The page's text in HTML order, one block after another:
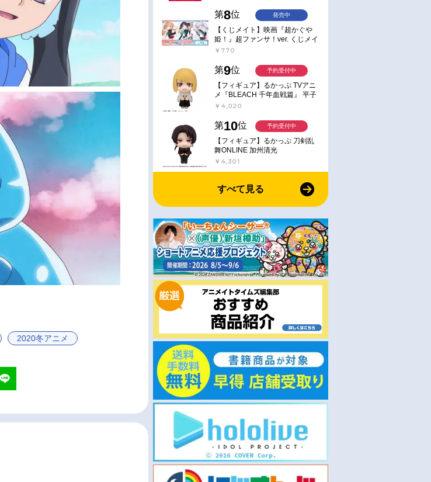
2020冬アニメ
第8位
【くじメイト】映画『超かぐや
姫！』超ファンサ！ver. くじメイ
ト
￥770
発売中
第9位
【フィギュア】るかっぷ TVアニ
メ『BLEACH 千年血戦篇』 平子
真子
￥4,020
予約受付中
第10位
【フィギュア】るかっぷ 刀剣乱
舞ONLINE 加州清光
￥4,301
予約受付中
すべて見る